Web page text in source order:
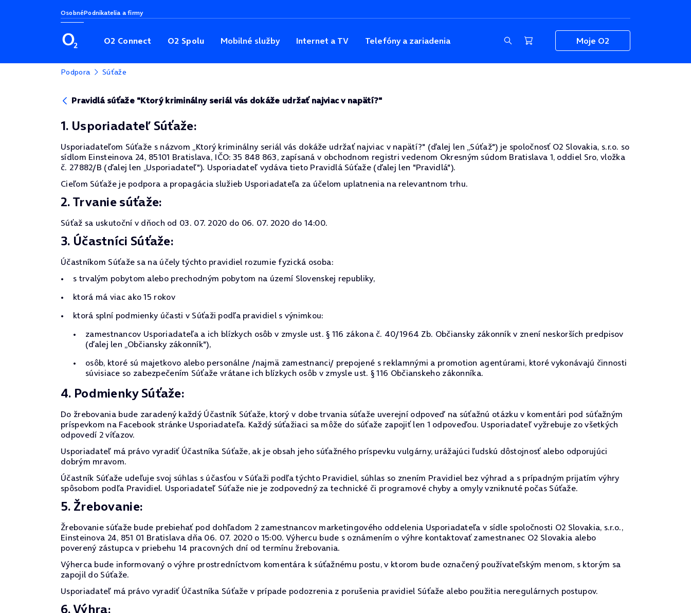
OsobnéPodnikatelia a firmy
O2 Connect O2 Spolu Mobilné služby Internet a TV Telefóny a zariadenia Moje O2
Podpora Súťaže
Pravidlá súťaže "Ktorý kriminálny seriál vás dokáže udržať najviac v napätí?"
1. Usporiadateľ Súťaže:
Usporiadateľom Súťaže s názvom „Ktorý kriminálny seriál vás dokáže udržať najviac v napätí?" (ďalej len „Súťaž") je spoločnosť O2 Slovakia, s.r.o. so
sídlom Einsteinova 24, 85101 Bratislava, IČO: 35 848 863, zapísaná v obchodnom registri vedenom Okresným súdom Bratislava 1, oddiel Sro, vložka
č. 27882/B (ďalej len „Usporiadateľ"). Usporiadateľ vydáva tieto Pravidlá Súťaže (ďalej len "Pravidlá").
Cieľom Súťaže je podpora a propagácia služieb Usporiadateľa za účelom uplatnenia na relevantnom trhu.
2. Trvanie súťaže:
Súťaž sa uskutoční v dňoch od 03. 07. 2020 do 06. 07. 2020 do 14:00.
3. Účastníci Súťaže:
Účastníkom Súťaže sa na účely týchto pravidiel rozumie fyzická osoba:
s trvalým pobytom alebo prechodným pobytom na území Slovenskej republiky,
ktorá má viac ako 15 rokov
ktorá splní podmienky účasti v Súťaži podľa pravidiel s výnimkou:
zamestnancov Usporiadateľa a ich blízkych osôb v zmysle ust. § 116 zákona č. 40/1964 Zb. Občiansky zákonník v znení neskorších predpisov
(ďalej len „Občiansky zákonník"),
osôb, ktoré sú majetkovo alebo personálne /najmä zamestnanci/ prepojené s reklamnými a promotion agentúrami, ktoré vykonávajú činnosti
súvisiace so zabezpečením Súťaže vrátane ich blízkych osôb v zmysle ust. § 116 Občianskeho zákonníka.
4. Podmienky Súťaže:
Do žrebovania bude zaradený každý Účastník Súťaže, ktorý v dobe trvania súťaže uverejní odpoveď na súťažnú otázku v komentári pod súťažným
príspevkom na Facebook stránke Usporiadateľa. Každý súťažiaci sa môže do súťaže zapojiť len 1 odpoveďou. Usporiadateľ vyžrebuje zo všetkých
odpovedí 2 víťazov.
Usporiadateľ má právo vyradiť Účastníka Súťaže, ak je obsah jeho súťažného príspevku vulgárny, urážajúci ľudskú dôstojnosť alebo odporujúci
dobrým mravom.
Účastník Súťaže udeľuje svoj súhlas s účasťou v Súťaži podľa týchto Pravidiel, súhlas so znením Pravidiel bez výhrad a s prípadným prijatím výhry
spôsobom podľa Pravidiel. Usporiadateľ Súťaže nie je zodpovedný za technické či programové chyby a omyly vzniknuté počas Súťaže.
5. Žrebovanie:
Žrebovanie súťaže bude prebiehať pod dohľadom 2 zamestnancov marketingového oddelenia Usporiadateľa v sídle spoločnosti O2 Slovakia, s.r.o.,
Einsteinova 24, 851 01 Bratislava dňa 06. 07. 2020 o 15:00. Výhercu bude s oznámením o výhre kontaktovať zamestnanec O2 Slovakia alebo
poverený zástupca v priebehu 14 pracovných dní od termínu žrebovania.
Výherca bude informovaný o výhre prostredníctvom komentára k súťažnému postu, v ktorom bude označený používateľským menom, s ktorým sa
zapojil do Súťaže.
Usporiadateľ má právo vyradiť Účastníka Súťaže v prípade podozrenia z porušenia pravidiel Súťaže alebo použitia neregulárnych postupov.
6. Výhra: